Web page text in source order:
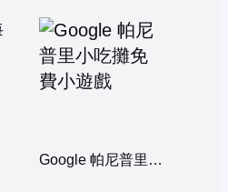
Google 帕尼普里小吃攤